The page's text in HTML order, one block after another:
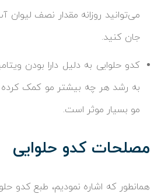
می‌توانید روزانه مقدار نصف
جان کنید.
به رشد هر چه بیشتر مو کمک کرده
مو بسیار موثر است.
مصلحات کدو حلوایی
همانطور که اشاره نمودیم، طبع کدو